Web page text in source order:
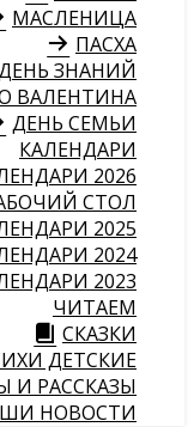
МАСЛЕНИЦА
ПАСХА
ЗНАНИЙ
ВАЛЕНТИНА
ДЕНЬ СЕМЬИ
КАЛЕНДАРИ
2026
СТОЛ
2025
2024
2023
ЧИТАЕМ
СКАЗКИ
ДЕТСКИЕ
И РАССКАЗЫ
НОВОСТИ